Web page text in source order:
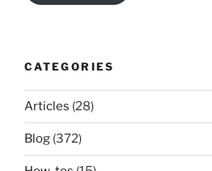
CATEGORIES
Articles (28)
Blog (372)